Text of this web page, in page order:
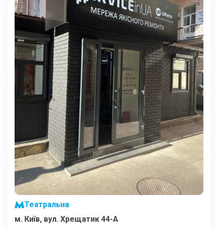
Театральна
м. Київ, вул. Хрещатик 44-A